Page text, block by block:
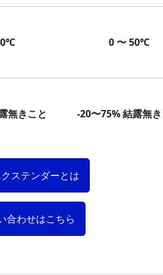
0 〜 50℃
無きこと -20〜75% 結露無
ステンダーとは
合わせはこちら